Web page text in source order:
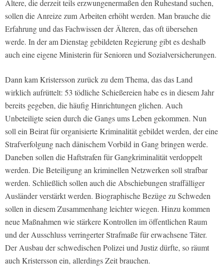
Ältere, die derzeit teils erzwungenermaßen den Ruhestand suchen,
sollen die Anreize zum Arbeiten erhöht werden. Man brauche die
Erfahrung und das Fachwissen der Älteren, das oft übersehen
werde. In der am Dienstag gebildeten Regierung gibt es deshalb
auch eine eigene Ministerin für Senioren und Sozialversicherungen.
Dann kam Kristersson zurück zu dem Thema, das das Land
wirklich aufrüttelt: 53 tödliche Schießereien habe es in diesem Jahr
bereits gegeben, die häufig Hinrichtungen glichen. Auch
Unbeteiligte seien durch die Gangs ums Leben gekommen. Nun
soll ein Beirat für organisierte Kriminalität gebildet werden, der eine
Strafverfolgung nach dänischem Vorbild in Gang bringen werde.
Daneben sollen die Haftstrafen für Gangkriminalität verdoppelt
werden. Die Beteiligung an kriminellen Netzwerken soll strafbar
werden. Schließlich sollen auch die Abschiebungen straffälliger
Ausländer verstärkt werden. Biographische Bezüge zu Schweden
sollen in diesem Zusammenhang leichter wiegen. Hinzu kommen
neue Maßnahmen wie stärkere Kontrollen im öffentlichen Raum
und der Ausschluss verringerter Strafmaße für erwachsene Täter.
Der Ausbau der schwedischen Polizei und Justiz dürfte, so räumt
auch Kristersson ein, allerdings Zeit brauchen.